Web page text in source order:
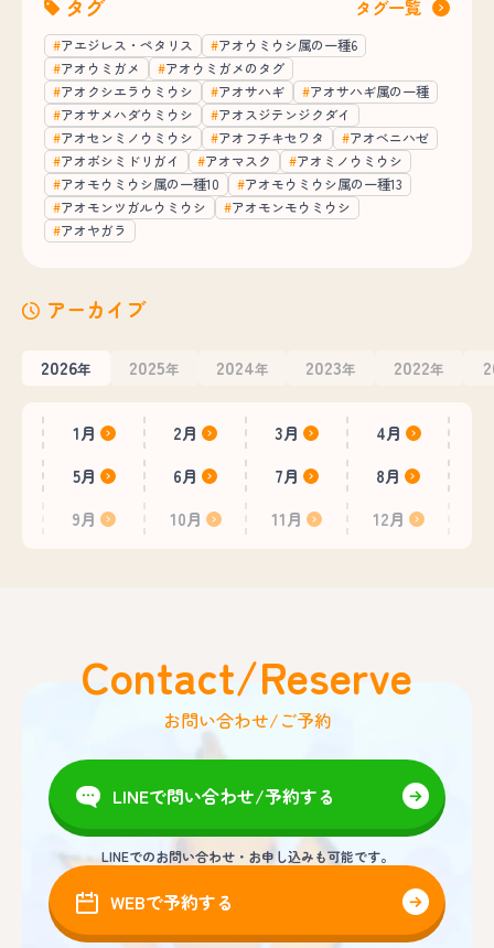
タグ タグ一覧
アエジレス・ペタリス
アオウミウシ属の一種6
アオウミガメ
アオウミガメのタグ
アオクシエラウミウシ
アオサハギ
アオサハギ属の一種
アオサメハダウミウシ
アオスジテンジクダイ
アオセンミノウミウシ
アオフチキセワタ
アオベニハゼ
アオボシミドリガイ
アオマスク
アオミノウミウシ
アオモウミウシ属の一種10
アオモウミウシ属の一種13
アオモンツガルウミウシ
アオモンモウミウシ
アオヤガラ
アーカイブ
2026年 2025年 2024年 2023年 2022年
1月 2月 3月
4月
5月
6月 7月
8月
9月
10月 11月 12月
Contact/Reserve
お問い合わせ/ご予約
LINEで問い合わせ/予約する
LINEでのお問い合わせ・お申し込みも可能です。
WEBで予約する